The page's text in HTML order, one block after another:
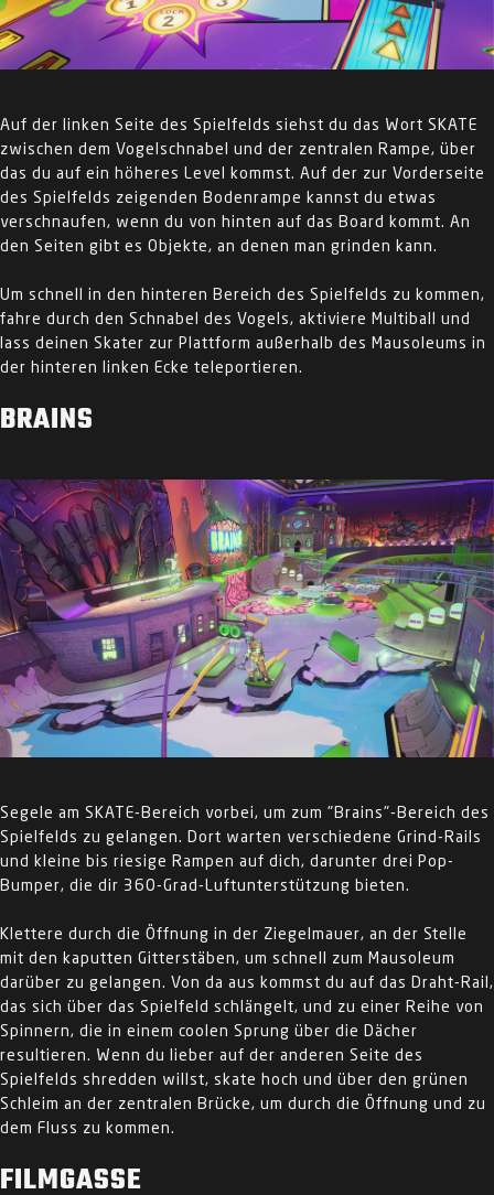
Auf der linken Seite des Spielfelds siehst du das Wort SKATE
zwischen dem Vogelschnabel und der zentralen Rampe, über
das du auf ein höheres Level kommst. Auf der zur Vorderseite
des Spielfelds zeigenden Bodenrampe kannst du etwas
verschnaufen, wenn du von hinten auf das Board kommt. An
den Seiten gibt es Objekte, an denen man grinden kann.
Um schnell in den hinteren Bereich des Spielfelds zu kommen,
fahre durch den Schnabel des Vogels, aktiviere Multiball und
lass deinen Skater zur Plattform außerhalb des Mausoleums in
der hinteren linken Ecke teleportieren.
BRAINS
Segele am SKATE-Bereich vorbei, um zum "Brains"-Bereich des
Spielfelds zu gelangen. Dort warten verschiedene Grind-Rails
und kleine bis riesige Rampen auf dich, darunter drei Pop-
Bumper, die dir 360-Grad-Luftunterstützung bieten.
Klettere durch die Öffnung in der Ziegelmauer, an der Stelle
mit den kaputten Gitterstäben, um schnell zum Mausoleum
darüber zu gelangen. Von da aus kommst du auf das Draht-Rail,
das sich über das Spielfeld schlängelt, und zu einer Reihe von
Spinnern, die in einem coolen Sprung über die Dächer
resultieren. Wenn du lieber auf der anderen Seite des
Spielfelds shredden willst, skate hoch und über den grünen
Schleim an der zentralen Brücke, um durch die Öffnung und zu
dem Fluss zu kommen.
FILMGASSE